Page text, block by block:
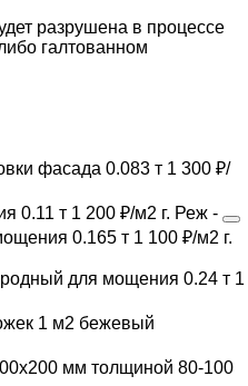
разрушена в процессе
галтованном
фасада 0.083 т 1 300 ₽/
0.11 т 1 200 ₽/м2 г. Реж -
0.165 т 1 100 ₽/м2 г.
для мощения 0.24 т 1
1 м2 бежевый
мм толщиной 80-100